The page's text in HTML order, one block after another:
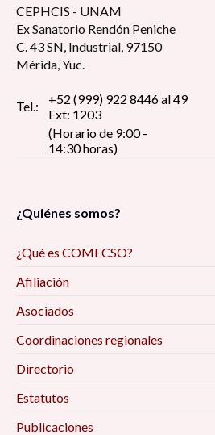
CEPHCIS - UNAM
Ex Sanatorio Rendón Peniche
C. 43 SN, Industrial, 97150
Mérida, Yuc.
Tel.:
+52 (999) 922 8446 al 49
Ext: 1203
(Horario de 9:00 -
14:30 horas)
¿Quiénes somos?
¿Qué es COMECSO?
Afiliación
Asociados
Coordinaciones regionales
Directorio
Estatutos
Publicaciones